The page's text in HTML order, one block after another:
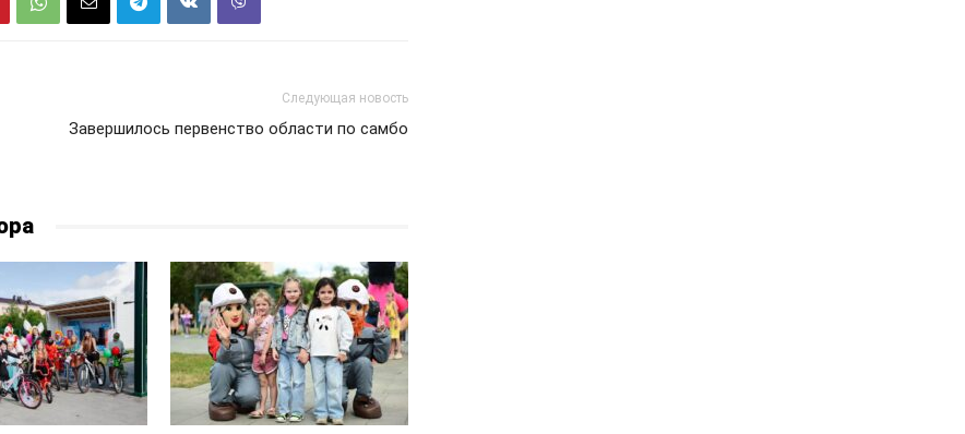
Следующая новость
Завершилось первенство области по самбо